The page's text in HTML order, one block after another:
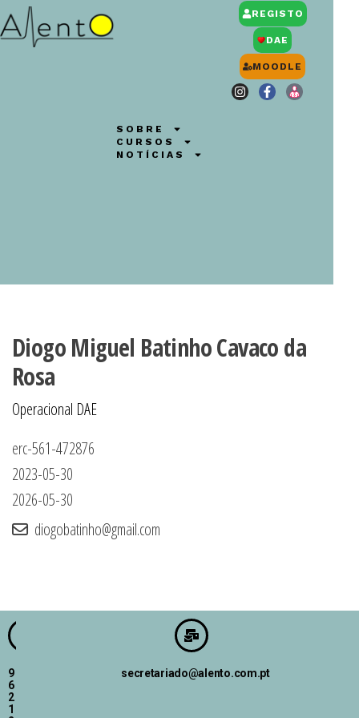
SOBRE
CURSOS
NOTÍCIAS
REGISTO
DAE
MOODLE
Diogo Miguel Batinho Cavaco da
Rosa
Operacional DAE
erc-561-472876
2023-05-30
2026-05-30
diogobatinho@gmail.com
9
6
2
1
secretariado@alento.com.pt